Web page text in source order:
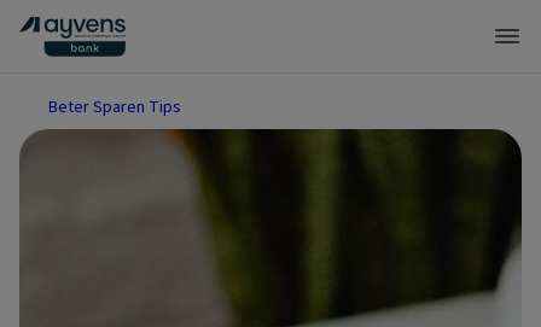
Beter Sparen Tips